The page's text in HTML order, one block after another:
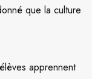
que la culture
apprennent